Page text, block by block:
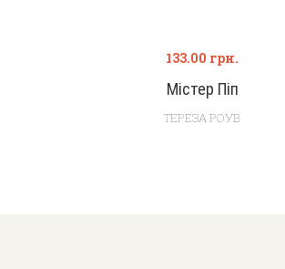
Містер Піп
133.00 грн.
ТЕРЕЗА РОУВ